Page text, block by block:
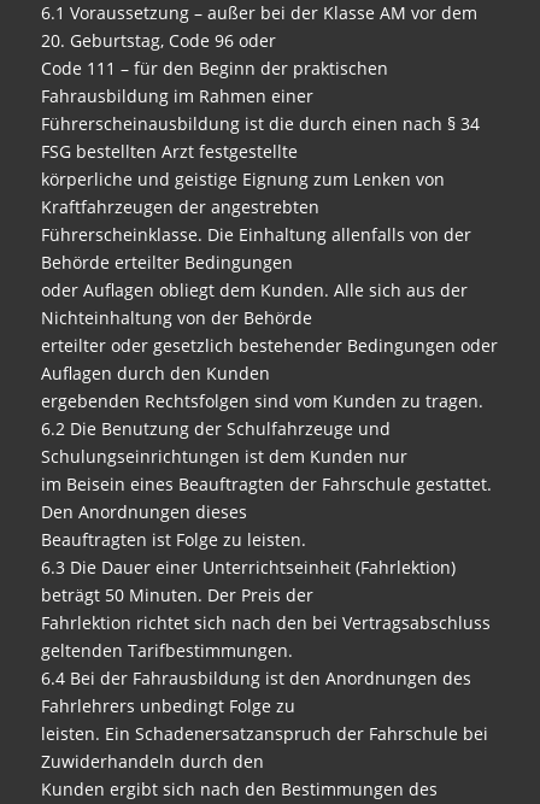
6.1 Voraussetzung – außer bei der Klasse AM vor dem
20. Geburtstag, Code 96 oder
Code 111 – für den Beginn der praktischen
Fahrausbildung im Rahmen einer
Führerscheinausbildung ist die durch einen nach § 34
FSG bestellten Arzt festgestellte
körperliche und geistige Eignung zum Lenken von
Kraftfahrzeugen der angestrebten
Führerscheinklasse. Die Einhaltung allenfalls von der
Behörde erteilter Bedingungen
oder Auflagen obliegt dem Kunden. Alle sich aus der
Nichteinhaltung von der Behörde
erteilter oder gesetzlich bestehender Bedingungen oder
Auflagen durch den Kunden
ergebenden Rechtsfolgen sind vom Kunden zu tragen.
6.2 Die Benutzung der Schulfahrzeuge und
Schulungseinrichtungen ist dem Kunden nur
im Beisein eines Beauftragten der Fahrschule gestattet.
Den Anordnungen dieses
Beauftragten ist Folge zu leisten.
6.3 Die Dauer einer Unterrichtseinheit (Fahrlektion)
beträgt 50 Minuten. Der Preis der
Fahrlektion richtet sich nach den bei Vertragsabschluss
geltenden Tarifbestimmungen.
6.4 Bei der Fahrausbildung ist den Anordnungen des
Fahrlehrers unbedingt Folge zu
leisten. Ein Schadenersatzanspruch der Fahrschule bei
Zuwiderhandeln durch den
Kunden ergibt sich nach den Bestimmungen des